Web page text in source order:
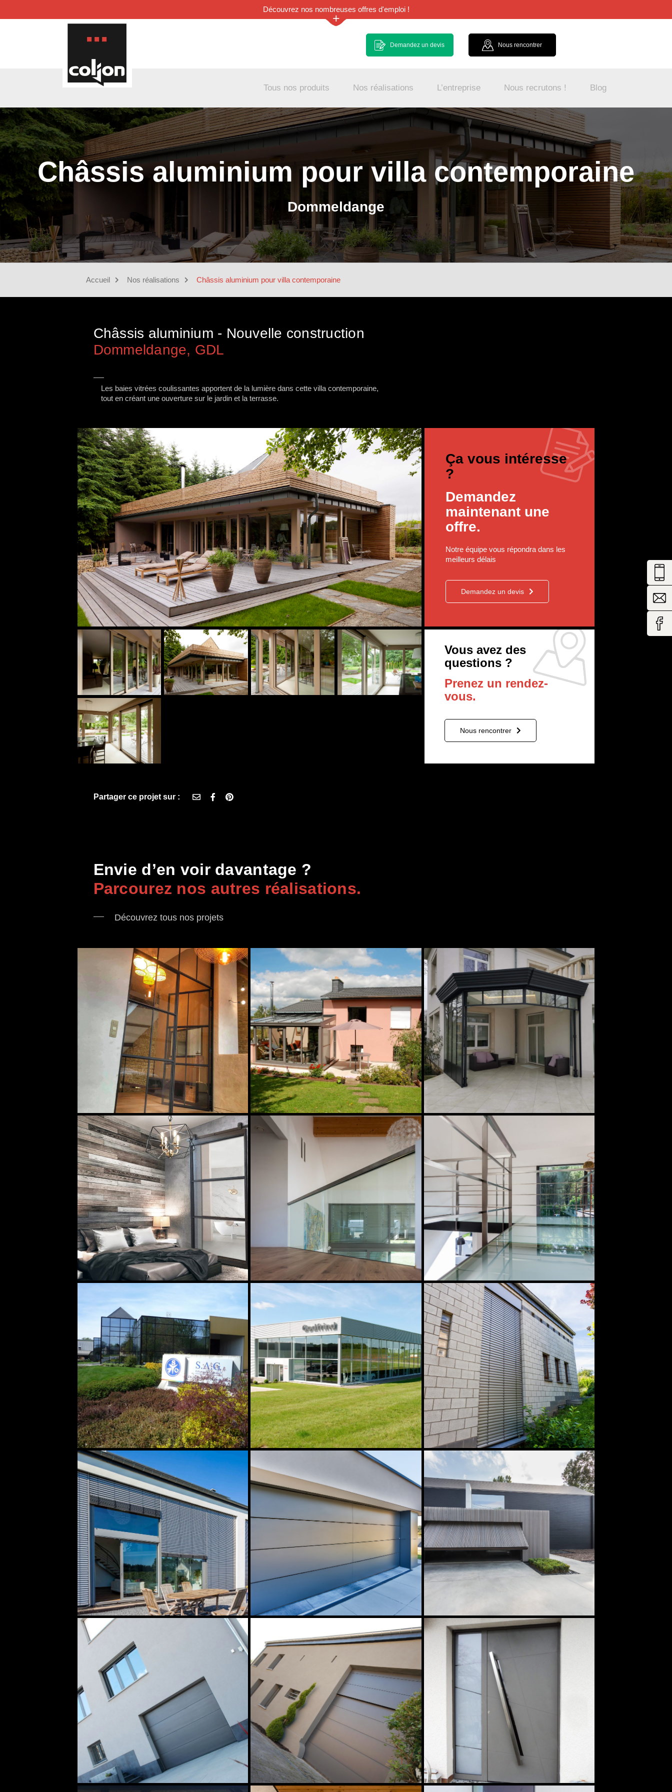
Découvrez nos nombreuses offres d'emploi !
+
Demandez un devis Nous rencontrer
Tous nos produits Nos réalisations L’entreprise Nous recrutons ! Blog
Châssis aluminium pour villa contemporaine
Dommeldange
Accueil Nos réalisations Châssis aluminium pour villa contemporaine
Châssis aluminium - Nouvelle construction
Dommeldange, GDL
Les baies vitrées coulissantes apportent de la lumière dans cette villa contemporaine,
tout en créant une ouverture sur le jardin et la terrasse.
Ça vous intéresse
?
Demandez
maintenant une
offre.
Notre équipe vous répondra dans les
meilleurs délais
Demandez un devis
Vous avez des
questions ?
Prenez un rendez-
vous.
Nous rencontrer
Partager ce projet sur :
Envie d’en voir davantage ?
Parcourez nos autres réalisations.
Découvrez tous nos projets